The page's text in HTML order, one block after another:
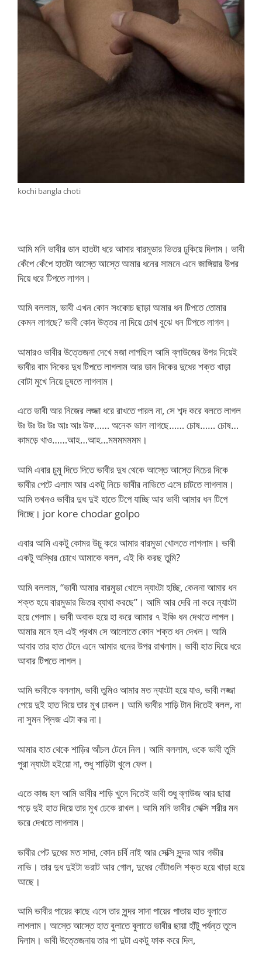
kochi bangla choti
আমি মনি ভাবীর ডান হাতটা ধরে আমার বারমুডার ভিতর ঢুকিয়ে দিলাম। ভাবী
কেঁপে কেঁপে হাতটা আস্তে আস্তে আমার ধনের সামনে এনে জাঙ্গিয়ার উপর
দিয়ে ধরে টিপতে লাগল।
আমি বললাম, ভাবী এখন কোন সংকোচ ছাড়া আমার ধন টিপতে তোমার
কেমন লাগছে? ভাবী কোন উত্তর না দিয়ে চোখ বুঝে ধন টিপতে লাগল।
আমারও ভাবীর উত্তেজনা দেখে মজা লাগছিল আমি ব্লাউজের উপর দিয়েই
ভাবীর বাম দিকের দুধ টিপতে লাগলাম আর ডান দিকের দুধের শক্ত খাড়া
বোটা মুখে নিয়ে চুষতে লাগলাম।
এতে ভাবী আর নিজের লজ্জা ধরে রাখতে পারল না, সে শব্দ করে বলতে লাগল
উঃ উঃ উঃ উঃ আঃ আঃ উফ…… অনেক ভাল লাগছে…… চোষ…… চোষ…
কামড়ে খাও……আহ…আহ…মমমমমমম।
আমি এবার চুমু দিতে দিতে ভাবীর দুধ থেকে আস্তে আস্তে নিচের দিকে
ভাবীর পেটে এলাম আর একটু নিচে ভাবীর নাভিতে এসে চাটতে লাগলাম।
আমি তখনও ভাবীর দুধ দুই হাতে টিপে যাচ্ছি আর ভাবী আমার ধন টিপে
দিচ্ছে। jor kore chodar golpo
এবার আমি একটু কোমর উচু করে আমার বারমুডা খোলতে লাগলাম। ভাবী
একটু অস্থির চোখে আমাকে বলল, এই কি করছ তুমি?
আমি বললাম, “ভাবী আমার বারমুডা খোলে ন্যাংটা হচ্ছি, কেননা আমার ধন
শক্ত হয়ে বারমুডার ভিতর ব্যাথা করছে”। আমি আর দেরি না করে ন্যাংটা
হয়ে গেলাম। ভাবী অবাক হয়ে হা করে আমার ৭ ইঞ্চি ধন দেখতে লাগল।
আমার মনে হল এই প্রথম সে আলোতে কোন শক্ত ধন দেখল। আমি
আবার তার হাত টেনে এনে আমার ধনের উপর রাখলাম। ভাবী হাত দিয়ে ধরে
আবার টিপতে লাগল।
আমি ভাবীকে বললাম, ভাবী তুমিও আমার মত ন্যাংটা হয়ে যাও, ভাবী লজ্জা
পেয়ে দুই হাত দিয়ে তার মুখ ঢাকল। আমি ভাবীর শাড়ি টান দিতেই বলল, না
না সুমন প্লিজ এটা কর না।
আমার হাত থেকে শাড়ির আঁচল টেনে নিল। আমি বললাম, ওকে ভাবী তুমি
পুরা ন্যাংটা হইয়ো না, শুধু শাড়িটা খুলে ফেল।
এতে কাজ হল আমি ভাবীর শাড়ি খুলে দিতেই ভাবী শুধু ব্লাউজ আর ছায়া
পড়ে দুই হাত দিয়ে তার মুখ ঢেকে রাখল। আমি মনি ভাবীর সেক্সি শরীর মন
ভরে দেখতে লাগলাম।
ভাবীর পেট দুধের মত সাদা, কোন চর্বি নাই আর সেক্সি সুন্দর আর গভীর
নাভি। তার দুধ দুইটা ভরাট আর গোল, দুধের বোঁটাগুলি শক্ত হয়ে খাড়া হয়ে
আছে।
আমি ভাবীর পায়ের কাছে এসে তার সুন্দর সাদা পায়ের পাতায় হাত বুলাতে
লাগলাম। আস্তে আস্তে হাত বুলাতে বুলাতে ভাবীর ছায়া হাঁটু পর্যন্ত তুলে
দিলাম। ভাবী উত্তেজনায় তার পা দুটা একটু ফাক করে দিল,